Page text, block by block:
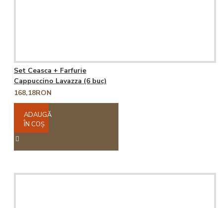
Set Ceasca + Farfurie
Cappuccino Lavazza (6 buc)
168,18RON
ADAUGĂ
ÎN COŞ